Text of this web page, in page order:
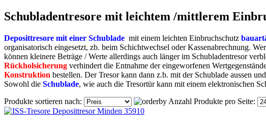
Schubladentresore mit leichtem /mittlerem
Deposittresore mit einer Schublade mit einem leichten Einbruchschutz
organisatorisch eingesetzt, zb. beim Schichtwechsel oder Kassenabrechnung.
können kleinere Beträge / Werte allerdings auch länger im Schubladentresor
Rückholsicherung verhindert die Entnahme der eingeworfenen
Konstruktion bestellen. Der Tresor kann dann z.b. mit der Schublade aussen
Sowohl die Schublade, wie auch die Tresortür kann mit einem elektronischen
Produkte sortieren nach:
Anzahl Produkte pro Seite: